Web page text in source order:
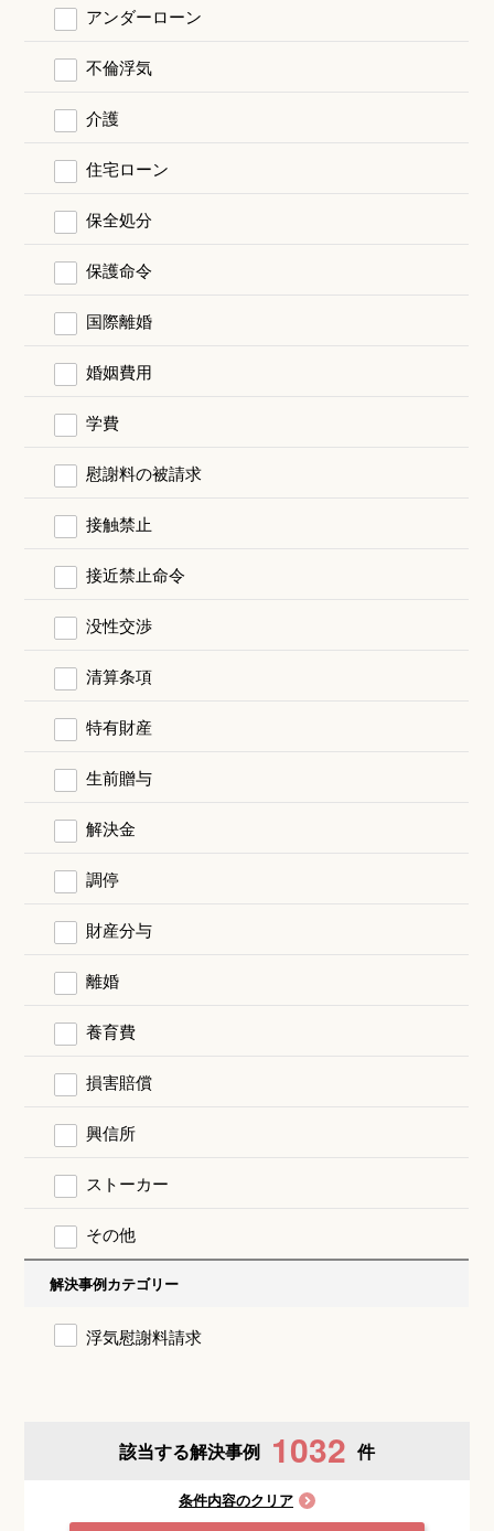
アンダーローン
不倫浮気
介護
住宅ローン
保全処分
保護命令
国際離婚
婚姻費用
学費
慰謝料の被請求
接触禁止
接近禁止命令
没性交渉
清算条項
特有財産
生前贈与
解決金
調停
財産分与
離婚
養育費
損害賠償
興信所
ストーカー
その他
解決事例カテゴリー
浮気慰謝料請求
該当する解決事例 1032 件
条件内容のクリア